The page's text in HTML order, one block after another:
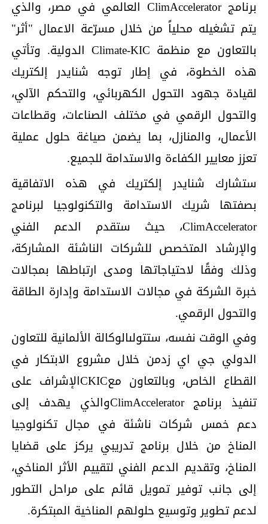
برنامج ClimAccelerator العالمي في مصر، والذي
يتم تشغيله محلياً من خلال مسرّعة الاعمال "أثر"
بالتعاون مع منظمة Climate-KIC الدولية. وتأتي
هذه الخطوة، في إطار توجه شنايدر إلكتريك
لقيادة جهود التحول الكهربائي، والتحكم الآلي،
والتحول الرقمي في مختلف الصناعات، وقطاعات
الأعمال، والمنازل، بما يضمن صياغة حلول عملية
تعزز معايير الكفاءة والاستدامة للجميع.
ستشارك شنايدر إلكتريك في هذه الاتفاقية
بصفتها شريك الاستدامة والتكنولوجيا لبرنامج
ClimAccelerator، حيث ستقدم الدعم الفني
والإرشاد المتخصص للشركات الناشئة المشاركة،
وذلك وفقًا لاحتياجاتها ومدى ارتباطها بمجالات
خبرة الشركة في مجالات الاستدامة وإدارة الطاقة
والتحول الرقمي.
وفي الوقت نفسه، ستتولىالوكالة الألمانية للتعاون
الدولي جي اي زدمن خلال مشروع الابتكار في
القطاع الخاص، وبالتعاون معCKICالإشراف على
تنفيذ برنامج ClimAcceleratorوالذي يهدف إلى
دعم خمس شركات ناشئة في مجال تكنولوجيا
المناخ من خلال برنامج تدريبي يركز على قضايا
المناخ، وتقديم الدعم الفني لتقييم الأثر المناخي،
إلى جانب توفير تمويل قائم على مراحل التطور
لدعم تطوير وتوسيع حلولهم المناخية المبتكرة.